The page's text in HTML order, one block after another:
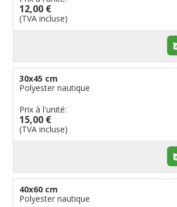
12,00 €
(TVA incluse)
30x45 cm
Polyester nautique
Prix à l'unité:
15,00 €
(TVA incluse)
40x60 cm
Polyester nautique